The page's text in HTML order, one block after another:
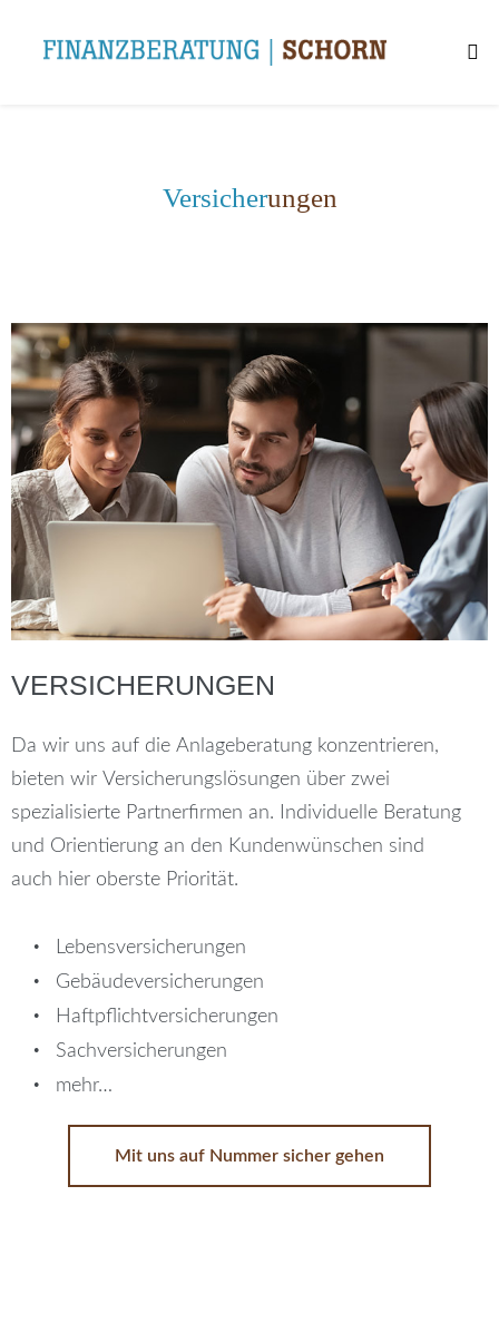
Versicherungen
VERSICHERUNGEN
Da wir uns auf die Anlageberatung konzentrieren,
bieten wir Versicherungslösungen über zwei
spezialisierte Partnerfirmen an. Individuelle Beratung
und Orientierung an den Kundenwünschen sind
auch hier oberste Priorität.
Lebensversicherungen
Gebäudeversicherungen
Haftpflichtversicherungen
Sachversicherungen
mehr…
Mit uns auf Nummer sicher gehen